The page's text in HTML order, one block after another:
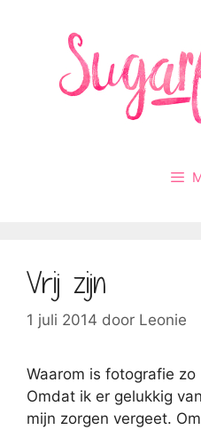
Vrij zijn
1 juli 2014 door Leonie
Waarom is fotografie
Omdat ik er gelukkig
mijn zorgen vergeet.